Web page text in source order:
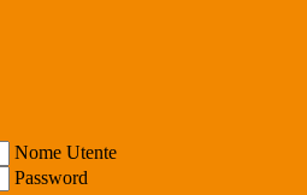
Nome Utente
Password